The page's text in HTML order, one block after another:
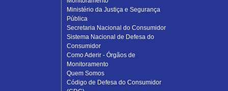
Ministério da Justiça e Segurança
Pública
Secretaria Nacional do Consumidor
Sistema Nacional de Defesa do
Consumidor
Como Aderir - Órgãos de
Monitoramento
Quem Somos
Código de Defesa do Consumidor